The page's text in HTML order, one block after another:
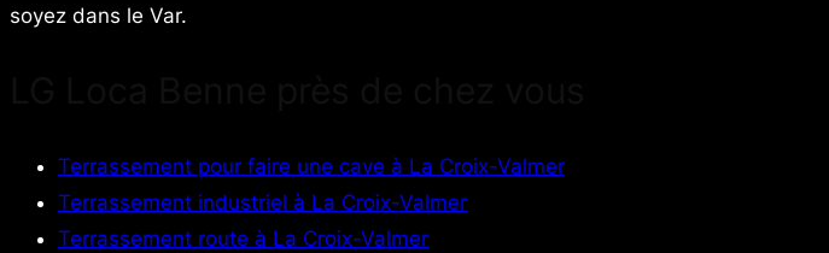
soyez dans le Var.
Terrassement pour faire une cave à La Croix-Valmer
Terrassement industriel à La Croix-Valmer
Terrassement route à La Croix-Valmer